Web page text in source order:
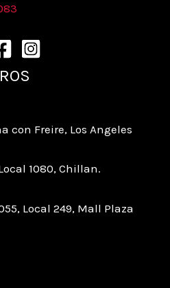
con Freire, Los Angeles
1080, Chillan.
Local 249, Mall Plaza